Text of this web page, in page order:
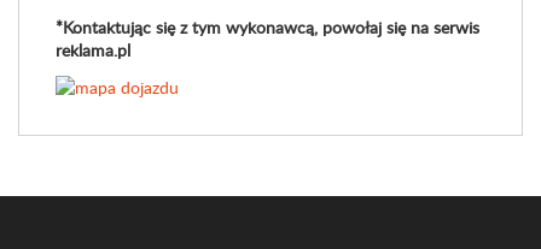
*Kontaktując się z tym wykonawcą, powołaj się na serwis
reklama.pl